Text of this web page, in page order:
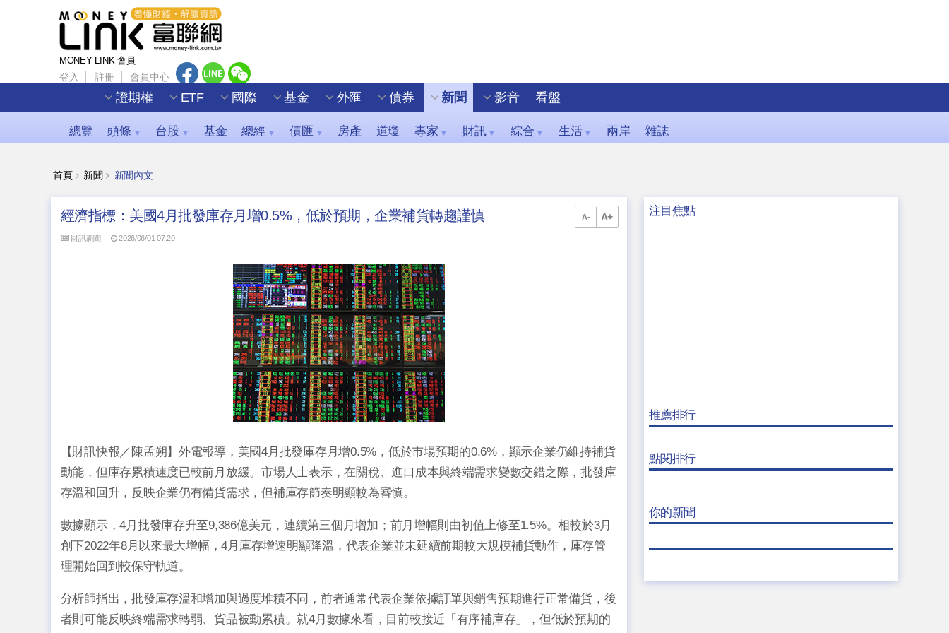
MONEY LINK 會員
登入 註冊 會員中心
證期權 ETF 國際 基金 外匯 債券 新聞 影音 看盤
總覽 頭條 ▼ 台股 ▼ 基金 總經 ▼ 債匯 ▼ 房產 道瓊 專家 ▼ 財訊 ▼ 綜合 ▼ 生活 ▼ 兩岸 雜誌
首頁 新聞 新聞內文
A- A+
經濟指標：美國4月批發庫存月增0.5%，低於預期，企業補貨轉趨謹慎
財訊新聞 2026/06/01 07:20
【財訊快報／陳孟朔】外電報導，美國4月批發庫存月增0.5%，低於市場預期的0.6%，顯示企業仍維持補貨
動能，但庫存累積速度已較前月放緩。市場人士表示，在關稅、進口成本與終端需求變數交錯之際，批發庫
存溫和回升，反映企業仍有備貨需求，但補庫存節奏明顯較為審慎。
數據顯示，4月批發庫存升至9,386億美元，連續第三個月增加；前月增幅則由初值上修至1.5%。相較於3月
創下2022年8月以來最大增幅，4月庫存增速明顯降溫，代表企業並未延續前期較大規模補貨動作，庫存管
理開始回到較保守軌道。
分析師指出，批發庫存溫和增加與過度堆積不同，前者通常代表企業依據訂單與銷售預期進行正常備貨，後
者則可能反映終端需求轉弱、貨品被動累積。就4月數據來看，目前較接近「有序補庫存」，但低於預期的
注目焦點
推薦排行
點閱排行
你的新聞